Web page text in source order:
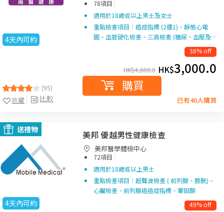
4天內可約
(95)
比較
收藏
78項目
適用於18歲或以上男士及女士
重點檢查項目：癌症指標 (2選1)、靜態心電
圖、血管硬化檢查、三高檢查 (糖尿、血壓及…
38% off
HK$4,800.0 HK$3,000.0
購買
已有40人購買
送禮物
4天內可約
美邦 優越男性健康檢查
美邦醫學體檢中心
72項目 |
適用於18歲或以上男士
重點檢查項目：超聲波檢查 ( 前列腺、膀胱)、
心臟檢查、前列腺癌癌症指標、睪固酮
49% off